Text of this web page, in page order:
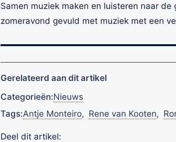
Samen muziek maken en luisteren naar
zomeravond gevuld met muziek met een
Gerelateerd aan dit artikel
Categorieën:Nieuws
Tags:Antje Monteiro, Rene van Kooten,
Deel dit artikel: